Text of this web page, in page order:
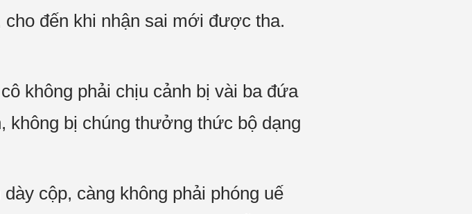
đến khi nhận sai mới được tha.
không phải chịu cảnh bị vài ba đứa
không bị chúng thưởng thức bộ dạng
cộp, càng không phải phóng uế